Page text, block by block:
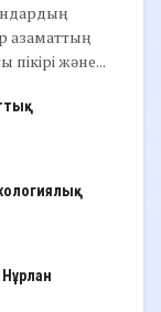
азаматтың
пікірі және...
Нұрлан